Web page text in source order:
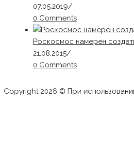
07.05.2019/
0 Comments
Роскосмос намерен
21.08.2015/
0 Comments
Copyright 2026 © При